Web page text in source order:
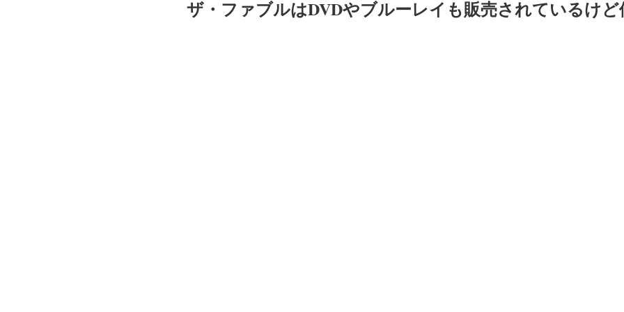
ザ・ファブルはDVDやブルーレイも販売されているけ